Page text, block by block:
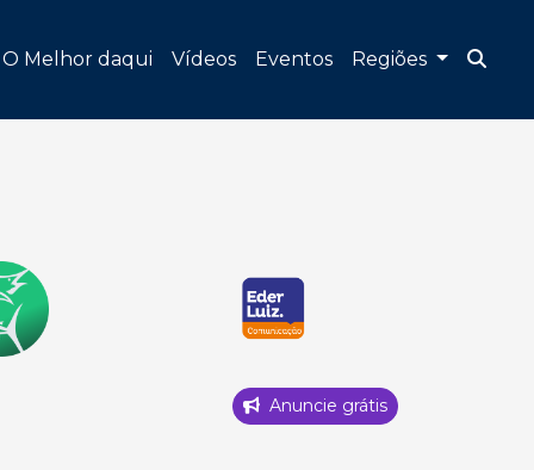
O Melhor daqui Vídeos Eventos Regiões
Anuncie grátis